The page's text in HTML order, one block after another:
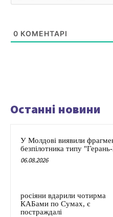
0 КОМЕНТАРІ
Останні новини
У Молдові виявили
безпілотника типу
06.08.2026
росіяни вдарили чотирма
КАБами по Сумах, є
постраждалі